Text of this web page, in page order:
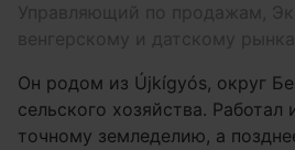
Управляющий по продажам,
венгерскому и датскому
Он родом из Újkígyós, округ
сельского хозяйства.
точному земледелию, а